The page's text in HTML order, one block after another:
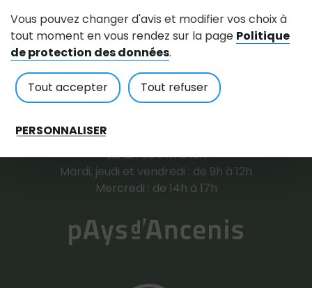
Vous pouvez changer d'avis et modifier vos choix à
tout moment en vous rendez sur la page Politique
de protection des données.
Tout accepter Tout refuser
PERSONNALISER
Mairie de La Roche-Blanche
171, rue Saint Michel 44522 LA ROCHE-BLANCHE
Tél : 02 40 98 41 12 Contactez nous
Horaires d'accueil
Lundi : de 14h à 18h
Mardi, jeudi et vendredi : de 9h à 12h
Mercredi : de 14h à 17h